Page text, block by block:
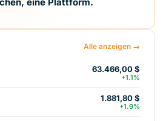
Alle anzeigen →
63.466,00 $
+1.1%
1.881,80 $
+1.9%